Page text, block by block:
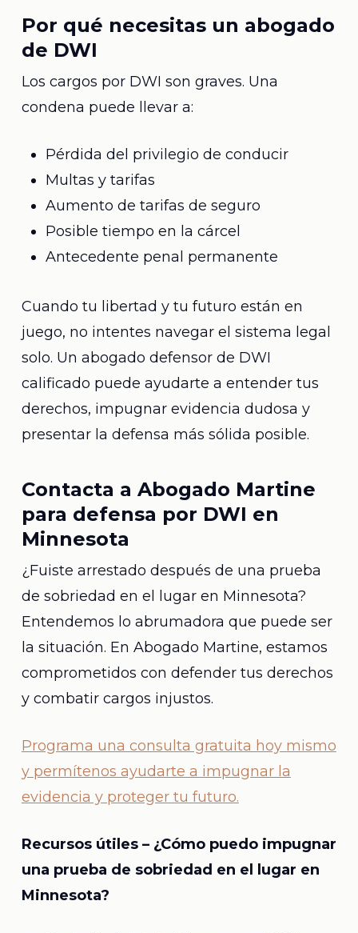
Por qué necesitas un abogado
de DWI
Los cargos por DWI son graves. Una
condena puede llevar a:
Pérdida del privilegio de conducir
Multas y tarifas
Aumento de tarifas de seguro
Posible tiempo en la cárcel
Antecedente penal permanente
Cuando tu libertad y tu futuro están en
juego, no intentes navegar el sistema legal
solo. Un abogado defensor de DWI
calificado puede ayudarte a entender tus
derechos, impugnar evidencia dudosa y
presentar la defensa más sólida posible.
Contacta a Abogado Martine
para defensa por DWI en
Minnesota
¿Fuiste arrestado después de una prueba
de sobriedad en el lugar en Minnesota?
Entendemos lo abrumadora que puede ser
la situación. En Abogado Martine, estamos
comprometidos con defender tus derechos
y combatir cargos injustos.
Programa una consulta gratuita hoy mismo
y permítenos ayudarte a impugnar la
evidencia y proteger tu futuro.
Recursos útiles – ¿Cómo puedo impugnar
una prueba de sobriedad en el lugar en
Minnesota?